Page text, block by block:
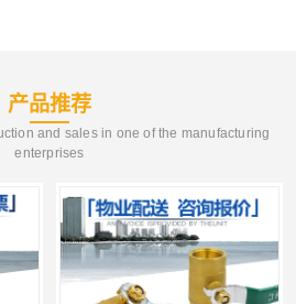
产品推荐
and sales in one of the manufacturing
enterprises